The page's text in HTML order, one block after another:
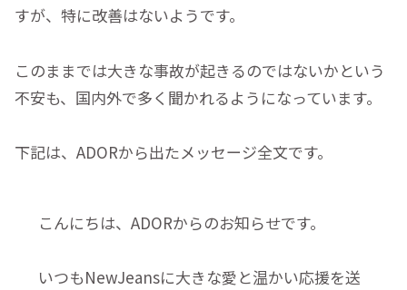
すが、特に改善はないようです。
このままでは大きな事故が起きるのではないかという
不安も、国内外で多く聞かれるようになっています。
下記は、ADORから出たメッセージ全文です。
こんにちは、ADORからのお知らせです。
いつもNewJeansに大きな愛と温かい応援を送